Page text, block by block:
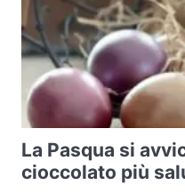
La Pasqua si
cioccolato più